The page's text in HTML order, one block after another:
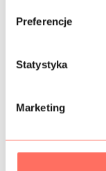
Preferencje
Statystyka
Marketing
INFORMACJE